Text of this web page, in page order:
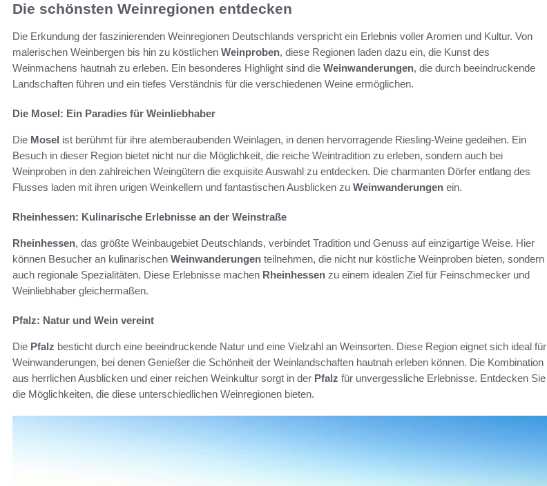
Die schönsten Weinregionen entdecken
Die Erkundung der faszinierenden Weinregionen Deutschlands verspricht ein Erlebnis voller Aromen und Kultur. Von
malerischen Weinbergen bis hin zu köstlichen Weinproben, diese Regionen laden dazu ein, die Kunst des
Weinmachens hautnah zu erleben. Ein besonderes Highlight sind die Weinwanderungen, die durch beeindruckende
Landschaften führen und ein tiefes Verständnis für die verschiedenen Weine ermöglichen.
Die Mosel: Ein Paradies für Weinliebhaber
Die Mosel ist berühmt für ihre atemberaubenden Weinlagen, in denen hervorragende Riesling-Weine gedeihen. Ein
Besuch in dieser Region bietet nicht nur die Möglichkeit, die reiche Weintradition zu erleben, sondern auch bei
Weinproben in den zahlreichen Weingütern die exquisite Auswahl zu entdecken. Die charmanten Dörfer entlang des
Flusses laden mit ihren urigen Weinkellern und fantastischen Ausblicken zu Weinwanderungen ein.
Rheinhessen: Kulinarische Erlebnisse an der Weinstraße
Rheinhessen, das größte Weinbaugebiet Deutschlands, verbindet Tradition und Genuss auf einzigartige Weise. Hier
können Besucher an kulinarischen Weinwanderungen teilnehmen, die nicht nur köstliche Weinproben bieten, sondern
auch regionale Spezialitäten. Diese Erlebnisse machen Rheinhessen zu einem idealen Ziel für Feinschmecker und
Weinliebhaber gleichermaßen.
Pfalz: Natur und Wein vereint
Die Pfalz besticht durch eine beeindruckende Natur und eine Vielzahl an Weinsorten. Diese Region eignet sich ideal für
Weinwanderungen, bei denen Genießer die Schönheit der Weinlandschaften hautnah erleben können. Die Kombination
aus herrlichen Ausblicken und einer reichen Weinkultur sorgt in der Pfalz für unvergessliche Erlebnisse. Entdecken Sie
die Möglichkeiten, die diese unterschiedlichen Weinregionen bieten.